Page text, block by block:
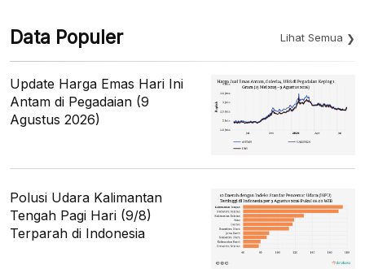
Data Populer Lihat Semua
Update Harga Emas Hari Ini
Antam di Pegadaian (9
Agustus 2026)
Polusi Udara Kalimantan
Tengah Pagi Hari (9/8)
Terparah di Indonesia